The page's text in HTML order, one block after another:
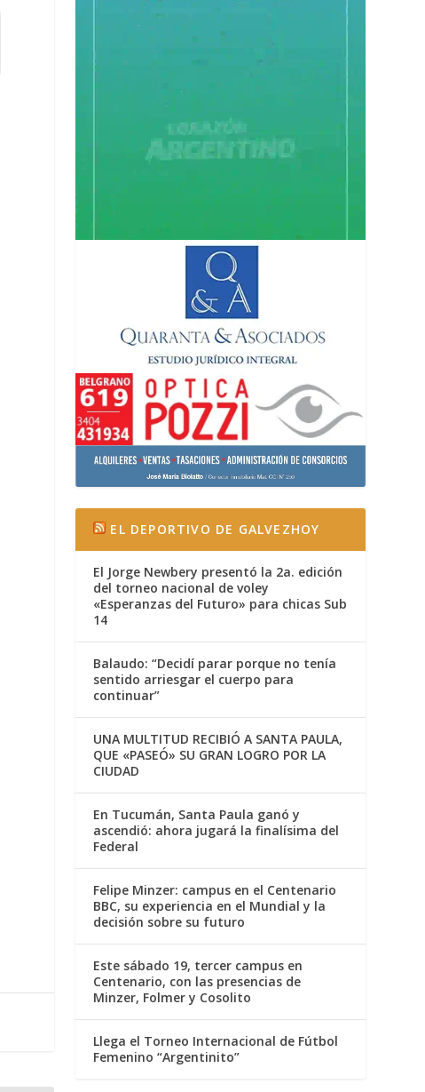
EL DEPORTIVO DE GALVEZHOY
El Jorge Newbery presentó la 2a. edición
del torneo nacional de voley
«Esperanzas del Futuro» para chicas Sub
14
Balaudo: “Decidí parar porque no tenía
sentido arriesgar el cuerpo para
continuar”
UNA MULTITUD RECIBIÓ A SANTA PAULA,
QUE «PASEÓ» SU GRAN LOGRO POR LA
CIUDAD
En Tucumán, Santa Paula ganó y
ascendió: ahora jugará la finalísima del
Federal
Felipe Minzer: campus en el Centenario
BBC, su experiencia en el Mundial y la
decisión sobre su futuro
Este sábado 19, tercer campus en
Centenario, con las presencias de
Minzer, Folmer y Cosolito
Llega el Torneo Internacional de Fútbol
Femenino “Argentinito”